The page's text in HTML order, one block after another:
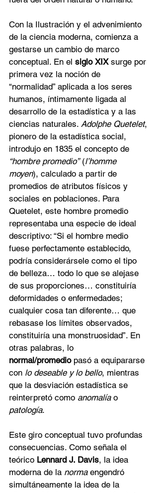
Con la Ilustración y el advenimiento
de la ciencia moderna, comienza a
gestarse un cambio de marco
conceptual. En el siglo XIX surge por
primera vez la noción de
“normalidad” aplicada a los seres
humanos, íntimamente ligada al
desarrollo de la estadística y a las
ciencias naturales. Adolphe Quetelet,
pionero de la estadística social,
introdujo en 1835 el concepto de
“hombre promedio” (l’homme
moyen), calculado a partir de
promedios de atributos físicos y
sociales en poblaciones. Para
Quetelet, este hombre promedio
representaba una especie de ideal
descriptivo: “Si el hombre medio
fuese perfectamente establecido,
podría considerársele como el tipo
de belleza… todo lo que se alejase
de sus proporciones… constituiría
deformidades o enfermedades;
cualquier cosa tan diferente… que
rebasase los límites observados,
constituiría una monstruosidad”. En
otras palabras, lo
normal/promedio pasó a equipararse
con lo deseable y lo bello, mientras
que la desviación estadística se
reinterpretó como anomalía o
patología.
Este giro conceptual tuvo profundas
consecuencias. Como señala el
teórico Lennard J. Davis, la idea
moderna de la norma engendró
simultáneamente la idea de la